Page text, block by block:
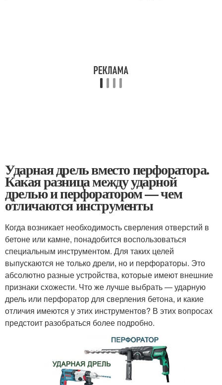
Ударная дрель вместо перфоратора.
Какая разница между ударной
дрелью и перфоратором — чем
отличаются инструменты
Когда возникает необходимость сверления отверстий в
бетоне или камне, понадобится воспользоваться
специальным инструментом. Для таких целей
выпускаются не только дрели, но и перфораторы. Это
абсолютно разные устройства, которые имеют внешние
признаки схожести. Что же лучше выбрать — ударную
дрель или перфоратор для сверления бетона, и какие
отличия имеются у этих инструментов? В этих вопросах
предстоит разобраться более подробно.